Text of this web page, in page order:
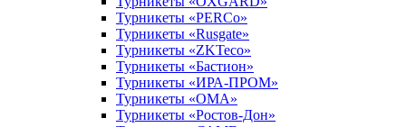
Турникеты «PERCo»
Турникеты «Rusgate»
Турникеты «ZKTeco»
Турникеты «Бастион»
Турникеты «ИРА-ПРОМ»
Турникеты «ОМА»
Турникеты «Ростов-Дон»